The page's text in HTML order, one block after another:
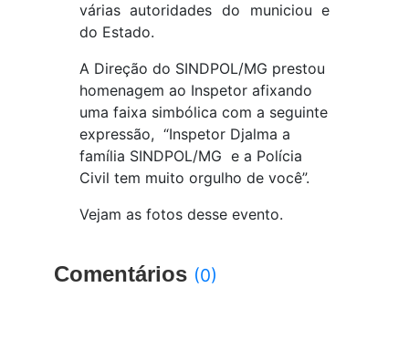
várias autoridades do municiou e
do Estado.
A Direção do SINDPOL/MG prestou
homenagem ao Inspetor afixando
uma faixa simbólica com a seguinte
expressão, “Inspetor Djalma a
família SINDPOL/MG e a Polícia
Civil tem muito orgulho de você”.
Vejam as fotos desse evento.
Comentários (0)